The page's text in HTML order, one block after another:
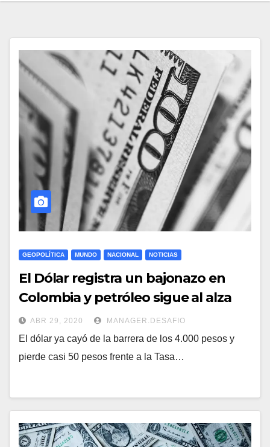
GEOPOLÍTICA MUNDO NACIONAL NOTICIAS
El Dólar registra un bajonazo en
Colombia y petróleo sigue al alza
ABR 29, 2020 MANAGER.DESAFIO
El dólar ya cayó de la barrera de los 4.000 pesos y
pierde casi 50 pesos frente a la Tasa…